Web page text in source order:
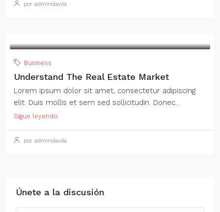
por admindavila
Business
Understand The Real Estate Market
Lorem ipsum dolor sit amet, consectetur adipiscing
elit. Duis mollis et sem sed sollicitudin. Donec...
Sigue leyendo
por admindavila
Únete a la discusión